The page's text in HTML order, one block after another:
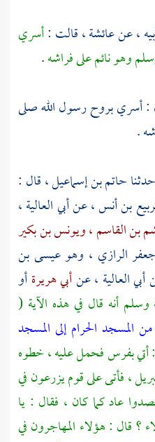
، عنعائشة ،قالت :أسري
وهو نائم على فراشه.
: أسري بروح رسول الله صلى
.
حاتم بن إسماعيل ،قال :
بن أنس ،عنأبي العالية ،
بن القاسم ،ويونس بن بكير
الرازي ، وهو عيسى بن
أبي العالية ،عنأبي هريرةأو
أنه قال في هذه الآية (
المسجد الحرام إلى المسجد
: أتي بفرس فحمل عليه ، خطوه
،فأتى على قوم يزرعون في
عاد كما كان ، فقال : يا
؟ قال : هؤلاء المهاجرون في